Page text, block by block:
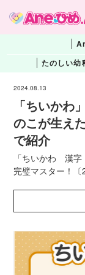
たのしい幼
2024.08.13
「ちいか
のこが生え
で紹介
「ちいかわ 漢
完璧マスター！〔